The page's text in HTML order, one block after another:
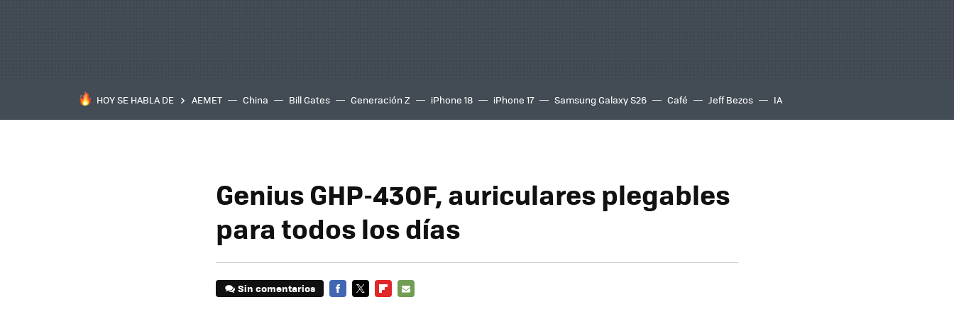
HOY SE HABLA DE AEMET China Bill Gates Generación Z iPhone 18 iPhone 17 Samsung Galaxy S26 Café Jeff Bezos IA
Genius GHP-430F, auriculares plegables
para todos los días
Sin comentarios